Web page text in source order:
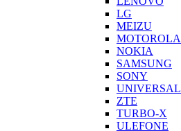
LG
MEIZU
MOTOROLA
NOKIA
SAMSUNG
SONY
UNIVERSAL
ZTE
TURBO-X
ULEFONE